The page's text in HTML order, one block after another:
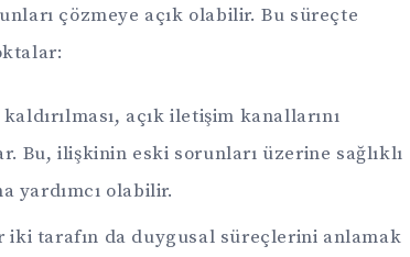
çözmeye açık olabilir. Bu süreçte
açık iletişim kanallarını
Bu, ilişkinin eski sorunları üzerine sağlıklı
yardımcı olabilir.
iki tarafın da duygusal süreçlerini anlamak